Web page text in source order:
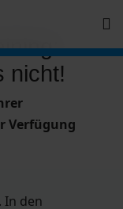
nicht!
Verfügung
In den